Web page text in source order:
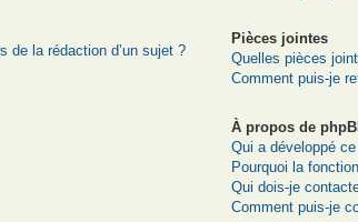
de la rédaction d’un sujet ?
Pièces jointes
Quelles pièces
Comment puis-je
À propos de
Qui a développé
Pourquoi la
Qui dois-je
Comment puis-je